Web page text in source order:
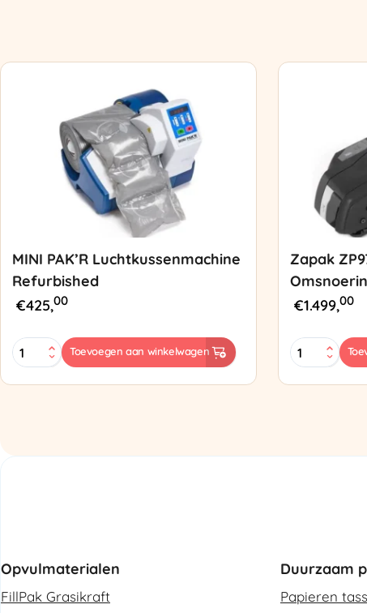
MINI PAK’R Luchtkussenmachine
Refurbished
€425,00
MINI
PAK'R
Toevoegen aan winkelwagen
Zapak
€1.499,00
Zapak
ZP97
Opvulmaterialen
FillPak Grasikraft
Duurzaam
Papieren